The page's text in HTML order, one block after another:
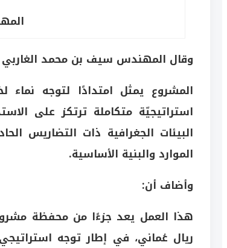
وقال المهندس سيف بن محمد الغاربي
المشروع يمثل امتدادًا لتوجه
استراتيجيّة متكاملة ترتكز على
البيئات الجغرافية ذات التضاريس
الموارد والبنية الأساسية.
وأضاف أن:
هذا العمل يعد جزءًا من محفظة
ريال عُماني، في إطار توجه